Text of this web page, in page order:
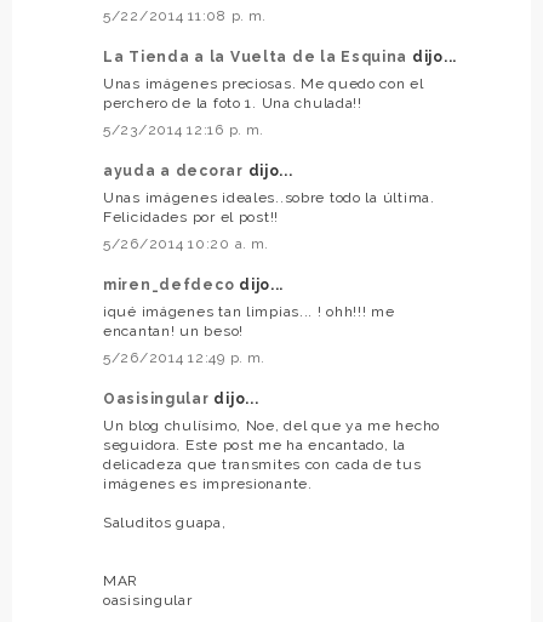
5/22/2014 11:08 p. m.
La Tienda a la Vuelta de la Esquina dijo...
Unas imágenes preciosas. Me quedo con el
perchero de la foto 1. Una chulada!!
5/23/2014 12:16 p. m.
ayuda a decorar dijo...
Unas imágenes ideales..sobre todo la última.
Felicidades por el post!!
5/26/2014 10:20 a. m.
miren_defdeco dijo...
¡qué imágenes tan limpias... ! ohh!!! me
encantan! un beso!
5/26/2014 12:49 p. m.
Oasisingular dijo...
Un blog chulísimo, Noe, del que ya me hecho
seguidora. Este post me ha encantado, la
delicadeza que transmites con cada de tus
imágenes es impresionante.
Saluditos guapa,
MAR
oasisingular